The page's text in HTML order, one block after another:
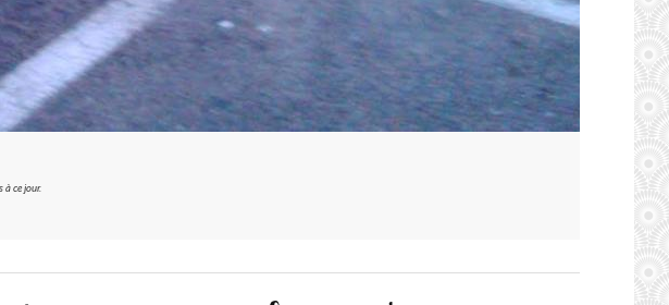
à ce jour.